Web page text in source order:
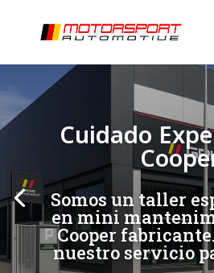
Cuidado
Somos un taller
en mini
Cooper
nuestro servicio
[/et_pb_slide][/et_pb_slide]